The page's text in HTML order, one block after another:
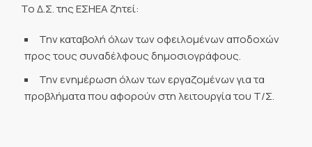
Το Δ.Σ. της ΕΣΗΕΑ ζητεί:
Την καταβολή όλων των οφειλομένων αποδοχών
προς τους συναδέλφους δημοσιογράφους.
Την ενημέρωση όλων των εργαζομένων για τα
προβλήματα που αφορούν στη λειτουργία του Τ/Σ.